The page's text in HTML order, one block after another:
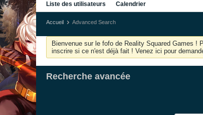
Liste des utilisateurs Calendrier
Accueil Advanced Search
Bienvenue sur le fofo de Reality Squared Games !
inscrire si ce n'est déjà fait ! Venez ici pour
Recherche avancée